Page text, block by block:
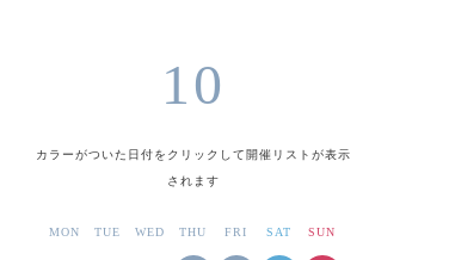
10
カラーがついた日付をクリックして 開催リストが表示
されます
MON TUE WED THU FRI SAT SUN